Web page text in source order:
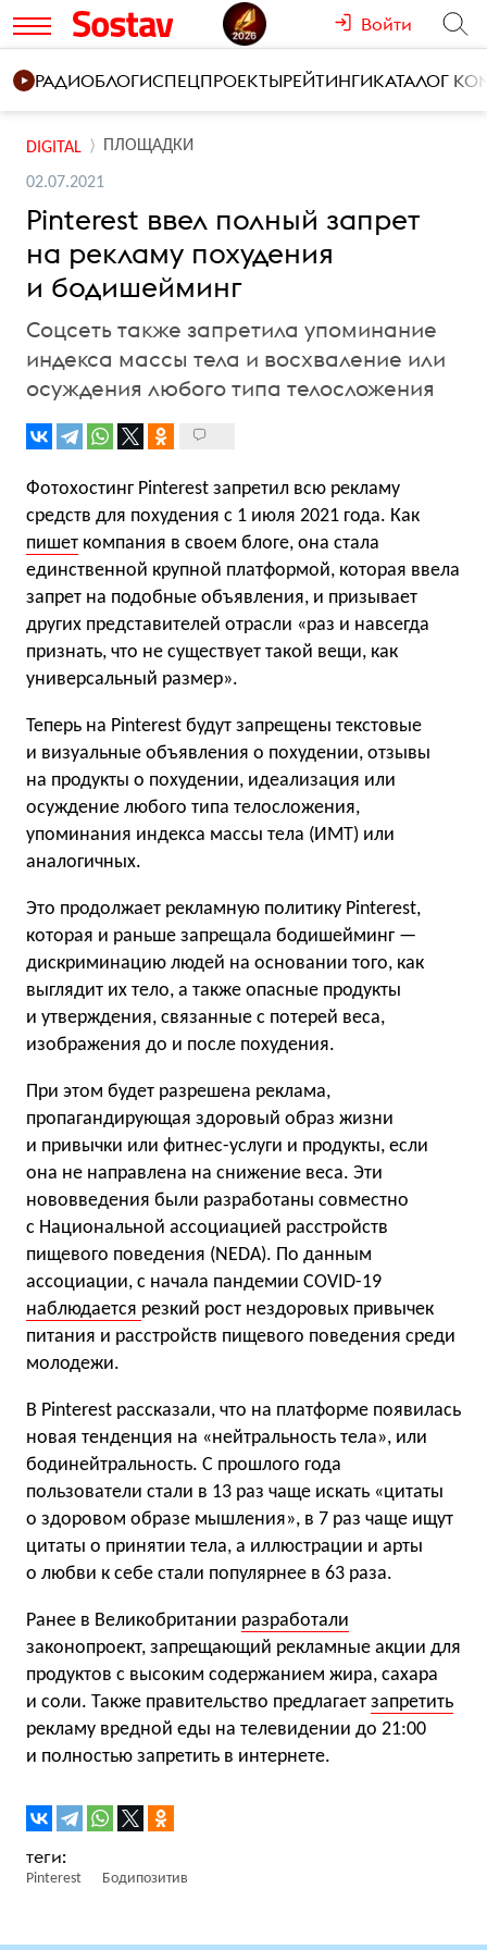
Войти
РАДИОБЛОГИСПЕЦПРОЕКТЫРЕЙТИНГИКАТАЛОГ
DIGITAL ПЛОЩАДКИ
02.07.2021
Pinterest ввел полный запрет
на рекламу похудения
и бодишейминг
Соцсеть также запретила упоминание
индекса массы тела и восхваление или
осуждения любого типа телосложения
Фотохостинг Pinterest запретил всю рекламу
средств для похудения с 1 июля 2021 года. Как
пишет компания в своем блоге, она стала
единственной крупной платформой, которая ввела
запрет на подобные объявления, и призывает
других представителей отрасли «раз и навсегда
признать, что не существует такой вещи, как
универсальный размер».
Теперь на Pinterest будут запрещены текстовые
и визуальные объявления о похудении, отзывы
на продукты о похудении, идеализация или
осуждение любого типа телосложения,
упоминания индекса массы тела (ИМТ) или
аналогичных.
Это продолжает рекламную политику Pinterest,
которая и раньше запрещала бодишейминг —
дискриминацию людей на основании того, как
выглядит их тело, а также опасные продукты
и утверждения, связанные с потерей веса,
изображения до и после похудения.
При этом будет разрешена реклама,
пропагандирующая здоровый образ жизни
и привычки или фитнес-услуги и продукты, если
она не направлена на снижение веса. Эти
нововведения были разработаны совместно
с Национальной ассоциацией расстройств
пищевого поведения (NEDA). По данным
ассоциации, с начала пандемии COVID-19
наблюдается резкий рост нездоровых привычек
питания и расстройств пищевого поведения среди
молодежи.
В Pinterest рассказали, что на платформе появилась
новая тенденция на «нейтральность тела», или
бодинейтральность. С прошлого года
пользователи стали в 13 раз чаще искать «цитаты
о здоровом образе мышления», в 7 раз чаще ищут
цитаты о принятии тела, а иллюстрации и арты
о любви к себе стали популярнее в 63 раза.
Ранее в Великобритании разработали
законопроект, запрещающий рекламные акции для
продуктов с высоким содержанием жира, сахара
и соли. Также правительство предлагает запретить
рекламу вредной еды на телевидении до 21:00
и полностью запретить в интернете.
Pinterest Бодипозитив